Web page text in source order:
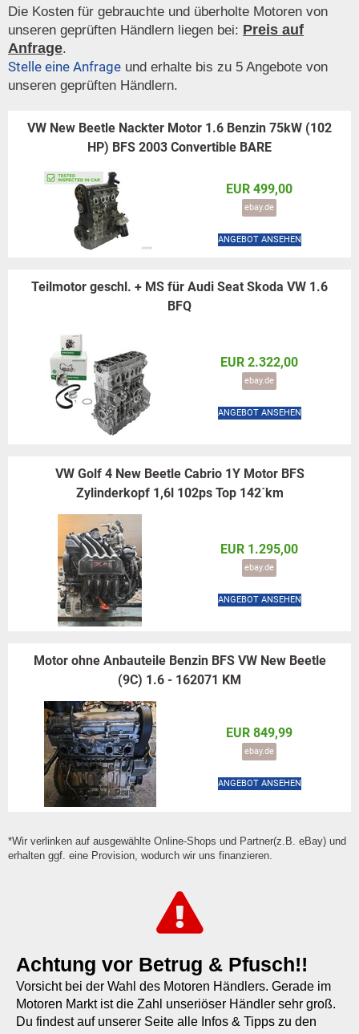
Die Kosten für gebrauchte und überholte Motoren von
unseren geprüften Händlern liegen bei: Preis auf
Anfrage.
Stelle eine Anfrage und erhalte bis zu 5 Angebote von
unseren geprüften Händlern.
VW New Beetle Nackter Motor 1.6 Benzin 75kW (102
HP) BFS 2003 Convertible BARE
EUR 499,00
ebay.de
ANGEBOT ANSEHEN
Teilmotor geschl. + MS für Audi Seat Skoda VW 1.6
BFQ
EUR 2.322,00
ebay.de
ANGEBOT ANSEHEN
VW Golf 4 New Beetle Cabrio 1Y Motor BFS
Zylinderkopf 1,6l 102ps Top 142´km
EUR 1.295,00
ebay.de
ANGEBOT ANSEHEN
Motor ohne Anbauteile Benzin BFS VW New Beetle
(9C) 1.6 - 162071 KM
EUR 849,99
ebay.de
ANGEBOT ANSEHEN
*Wir verlinken auf ausgewählte Online-Shops und Partner(z.B. eBay) und
erhalten ggf. eine Provision, wodurch wir uns finanzieren.
Achtung vor Betrug & Pfusch!!
Vorsicht bei der Wahl des Motoren Händlers. Gerade im
Motoren Markt ist die Zahl unseriöser Händler sehr groß.
Du findest auf unserer Seite alle Infos & Tipps zu den